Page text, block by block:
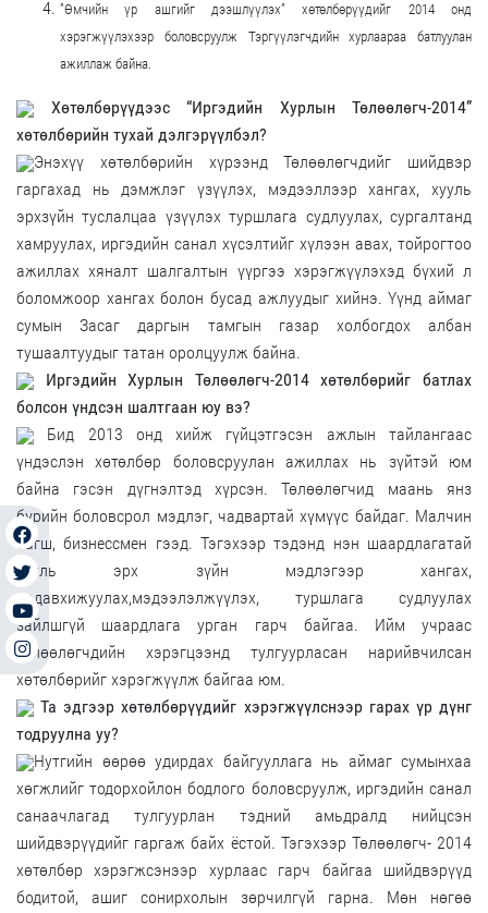
”Өмчийн үр ашгийг дээшлүүлэх” хөтөлбөрүүдийг 2014 онд
хэрэгжүүлэхээр боловсруулж Тэргүүлэгчдийн хурлаараа батлуулан
ажиллаж байна.
Хөтөлбөрүүдээс “Иргэдийн Хурлын Төлөөлөгч-2014”
хөтөлбөрийн тухай дэлгэрүүлбэл?
Энэхүү хөтөлбөрийн хүрээнд Төлөөлөгчдийг шийдвэр
гаргахад нь дэмжлэг үзүүлэх, мэдээллээр хангах, хууль
эрхзүйн туслалцаа үзүүлэх туршлага судлуулах, сургалтанд
хамруулах, иргэдийн санал хүсэлтийг хүлээн авах, тойрогтоо
ажиллах хяналт шалгалтын үүргээ хэрэгжүүлэхэд бүхий л
боломжоор хангах болон бусад ажлуудыг хийнэ. Үүнд аймаг
сумын Засаг даргын тамгын газар холбогдох албан
тушаалтуудыг татан оролцуулж байна.
Иргэдийн Хурлын Төлөөлөгч-2014 хөтөлбөрийг батлах
болсон үндсэн шалтгаан юу вэ?
Бид 2013 онд хийж гүйцэтгэсэн ажлын тайлангаас
үндэслэн хөтөлбөр боловсруулан ажиллах нь зүйтэй юм
байна гэсэн дүгнэлтэд хүрсэн. Төлөөлөгчид маань янз
бүрийн боловсрол мэдлэг, чадвартай хүмүүс байдаг. Малчин
багш, бизнессмен гээд. Тэгэхээр тэдэнд нэн шаардлагатай
хууль эрх зүйн мэдлэгээр хангах,
чадавхижуулах,мэдээлэлжүүлэх, туршлага судлуулах
зайлшгүй шаардлага урган гарч байгаа. Ийм учраас
төлөөлөгчдийн хэрэгцээнд тулгуурласан нарийвчилсан
хөтөлбөрийг хэрэгжүүлж байгаа юм.
Та эдгээр хөтөлбөрүүдийг хэрэгжүүлснээр гарах үр дүнг
тодруулна уу?
Нутгийн өөрөө удирдах байгууллага нь аймаг сумынхаа
хөгжлийг тодорхойлон бодлого боловсруулж, иргэдийн санал
санаачлагад тулгуурлан тэдний амьдралд нийцсэн
шийдвэрүүдийг гаргаж байх ёстой. Тэгэхээр Төлөөлөгч- 2014
хөтөлбөр хэрэгжсэнээр хурлаас гарч байгаа шийдвэрүүд
бодитой, ашиг сонирхолын зөрчилгүй гарна. Мөн нөгөө